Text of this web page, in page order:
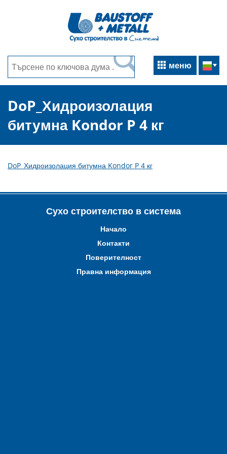
меню
DoP_Хидроизолация
битумна Kondor P 4 кг
DoP_Хидроизолация битумна Kondor P 4 кг
Сухо строителство в система
Начало
Контакти
Поверителност
Правна информация